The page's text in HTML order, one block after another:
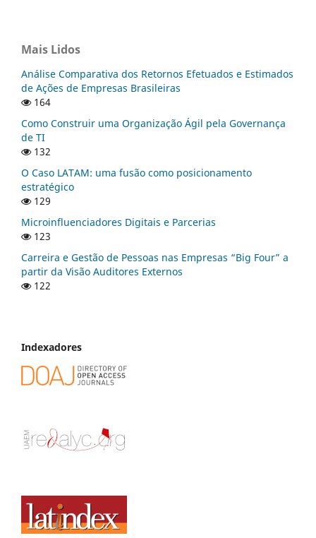
Mais Lidos
Análise Comparativa dos Retornos Efetuados e Estimados
de Ações de Empresas Brasileiras
164
Como Construir uma Organização Ágil pela Governança
de TI
132
O Caso LATAM: uma fusão como posicionamento
estratégico
129
Microinfluenciadores Digitais e Parcerias
123
Carreira e Gestão de Pessoas nas Empresas “Big Four” a
partir da Visão Auditores Externos
122
Indexadores